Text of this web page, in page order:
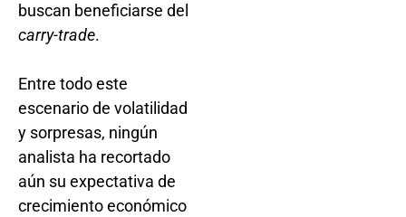
buscan beneficiarse del
carry-trade.
Entre todo este
escenario de volatilidad
y sorpresas, ningún
analista ha recortado
aún su expectativa de
crecimiento económico